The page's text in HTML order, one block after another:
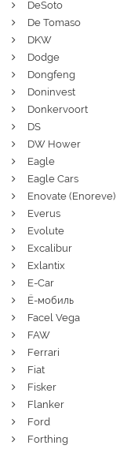
DeSoto
De Tomaso
DKW
Dodge
Dongfeng
Doninvest
Donkervoort
DS
DW Hower
Eagle
Eagle Cars
Enovate (Enoreve)
Everus
Evolute
Excalibur
Exlantix
E-Car
Ё-мобиль
Facel Vega
FAW
Ferrari
Fiat
Fisker
Flanker
Ford
Forthing